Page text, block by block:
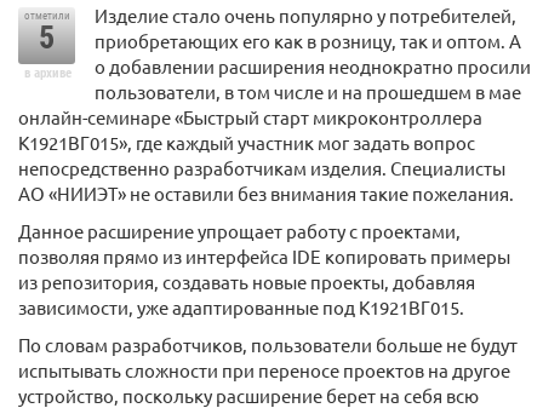
отметили
5
в архиве
Изделие стало очень популярно у потребителей,
приобретающих его как в розницу, так и оптом. А
о добавлении расширения неоднократно просили
пользователи, в том числе и на прошедшем в мае
онлайн-семинаре «Быстрый старт микроконтроллера
К1921ВГ015», где каждый участник мог задать вопрос
непосредственно разработчикам изделия. Специалисты
АО «НИИЭТ» не оставили без внимания такие пожелания.
Данное расширение упрощает работу с проектами,
позволяя прямо из интерфейса IDE копировать примеры
из репозитория, создавать новые проекты, добавляя
зависимости, уже адаптированные под К1921ВГ015.
По словам разработчиков, пользователи больше не будут
испытывать сложности при переносе проектов на другое
устройство, поскольку расширение берет на себя всю